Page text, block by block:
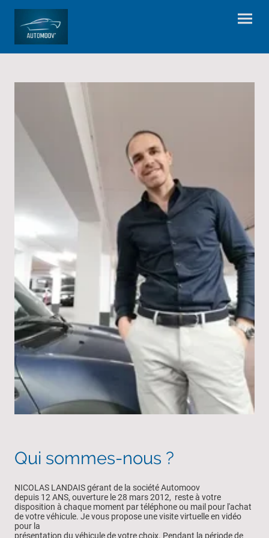
Qui sommes-nous ?
NICOLAS LANDAIS gérant de la société Automoov
depuis 12 ANS, ouverture le 28 mars 2012, reste à votre
disposition à chaque moment par téléphone ou mail pour l'achat
de votre véhicule. Je vous propose une visite virtuelle en vidéo
pour la
présentation du véhicule de votre choix. Pendant la période de